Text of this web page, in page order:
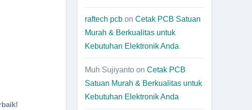
!
raftech pcb on Cetak PCB Satuan
Murah & Berkualitas untuk
Kebutuhan Elektronik Anda
Muh Sujiyanto on Cetak PCB
Satuan Murah & Berkualitas untuk
Kebutuhan Elektronik Anda